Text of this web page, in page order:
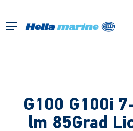
springen
Menü
G100 G100i
lm 85Grad